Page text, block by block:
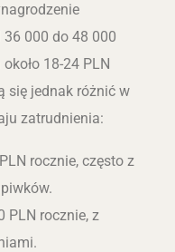
000 do 48 000
18-24 PLN
się jednak różnić w
zatrudnienia:
rocznie, często z
PLN rocznie, z